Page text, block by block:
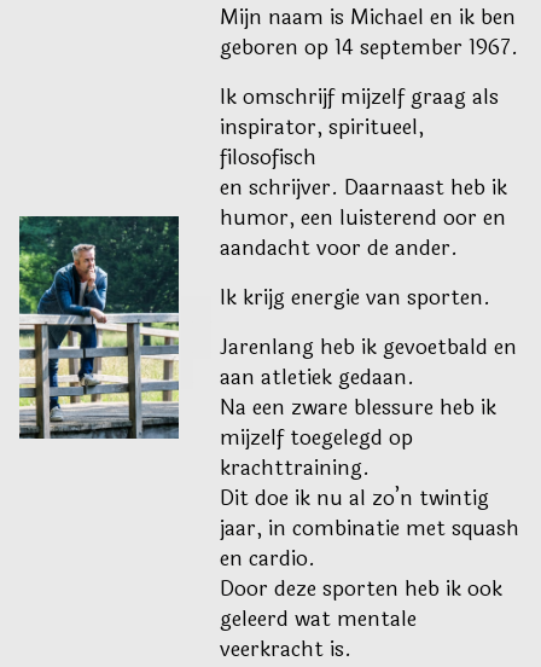
Mijn naam is Michael en ik ben
geboren op 14 september 1967.
Ik omschrijf mijzelf graag als
inspirator, spiritueel,
filosofisch
en schrijver. Daarnaast heb ik
humor, een luisterend oor en
aandacht voor de ander.
Ik krijg energie van sporten.
Jarenlang heb ik gevoetbald en
aan atletiek gedaan.
Na een zware blessure heb ik
mijzelf toegelegd op
krachttraining.
Dit doe ik nu al zo’n twintig
jaar, in combinatie met squash
en cardio.
Door deze sporten heb ik ook
geleerd wat mentale
veerkracht is.